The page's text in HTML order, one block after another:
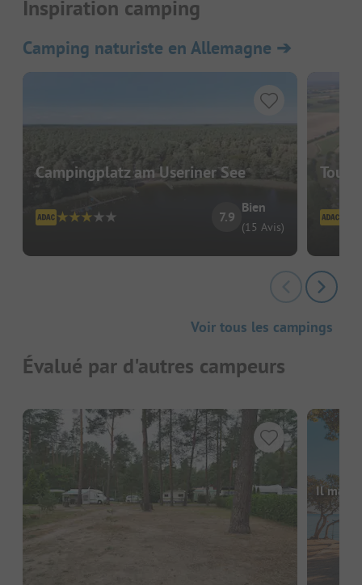
Inspiration camping
Camping naturiste en Allemagne ➔
Campingplatz am Useriner See
7.9
Bien
(15 Avis)
Voir tous les campings
Évalué par d'autres campeurs
Il